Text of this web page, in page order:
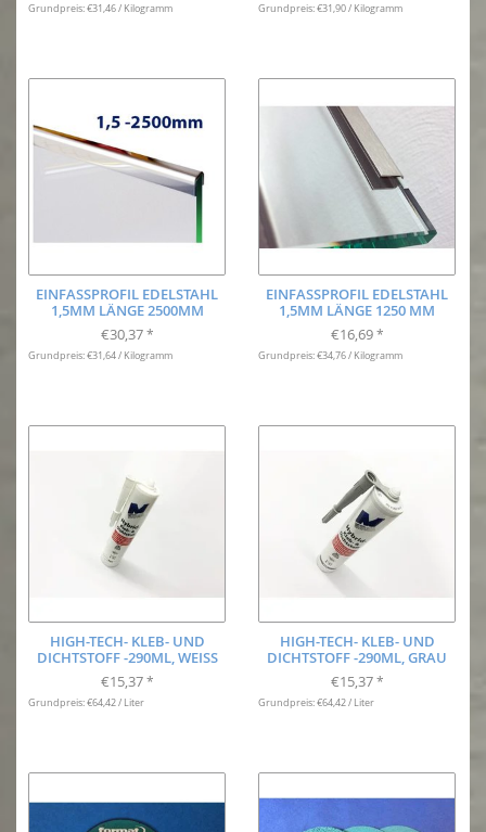
Grundpreis: €31,46 / Kilogramm Grundpreis: €31,90 / Kilogramm
EINFASSPROFIL EDELSTAHL
1,5MM LÄNGE 2500MM
€30,37 *
Grundpreis: €31,64 / Kilogramm
EINFASSPROFIL EDELSTAHL
1,5MM LÄNGE 1250 MM
€16,69 *
Grundpreis: €34,76 / Kilogramm
HIGH-TECH- KLEB- UND
DICHTSTOFF -290ML, WEISS
€15,37 *
Grundpreis: €64,42 / Liter
HIGH-TECH- KLEB- UND
DICHTSTOFF -290ML, GRAU
€15,37 *
Grundpreis: €64,42 / Liter